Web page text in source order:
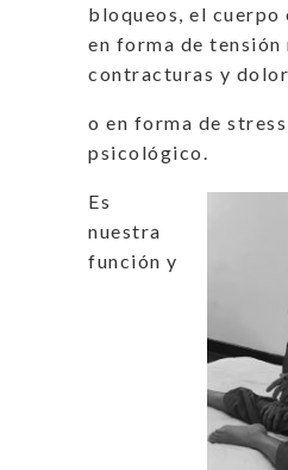
bloqueos, el cuerpo
en forma de tensión
contracturas y
o en forma de
psicológico.
Es
nuestra
función y